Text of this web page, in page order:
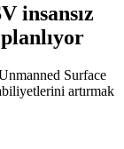
insansız
Surface
artırmak